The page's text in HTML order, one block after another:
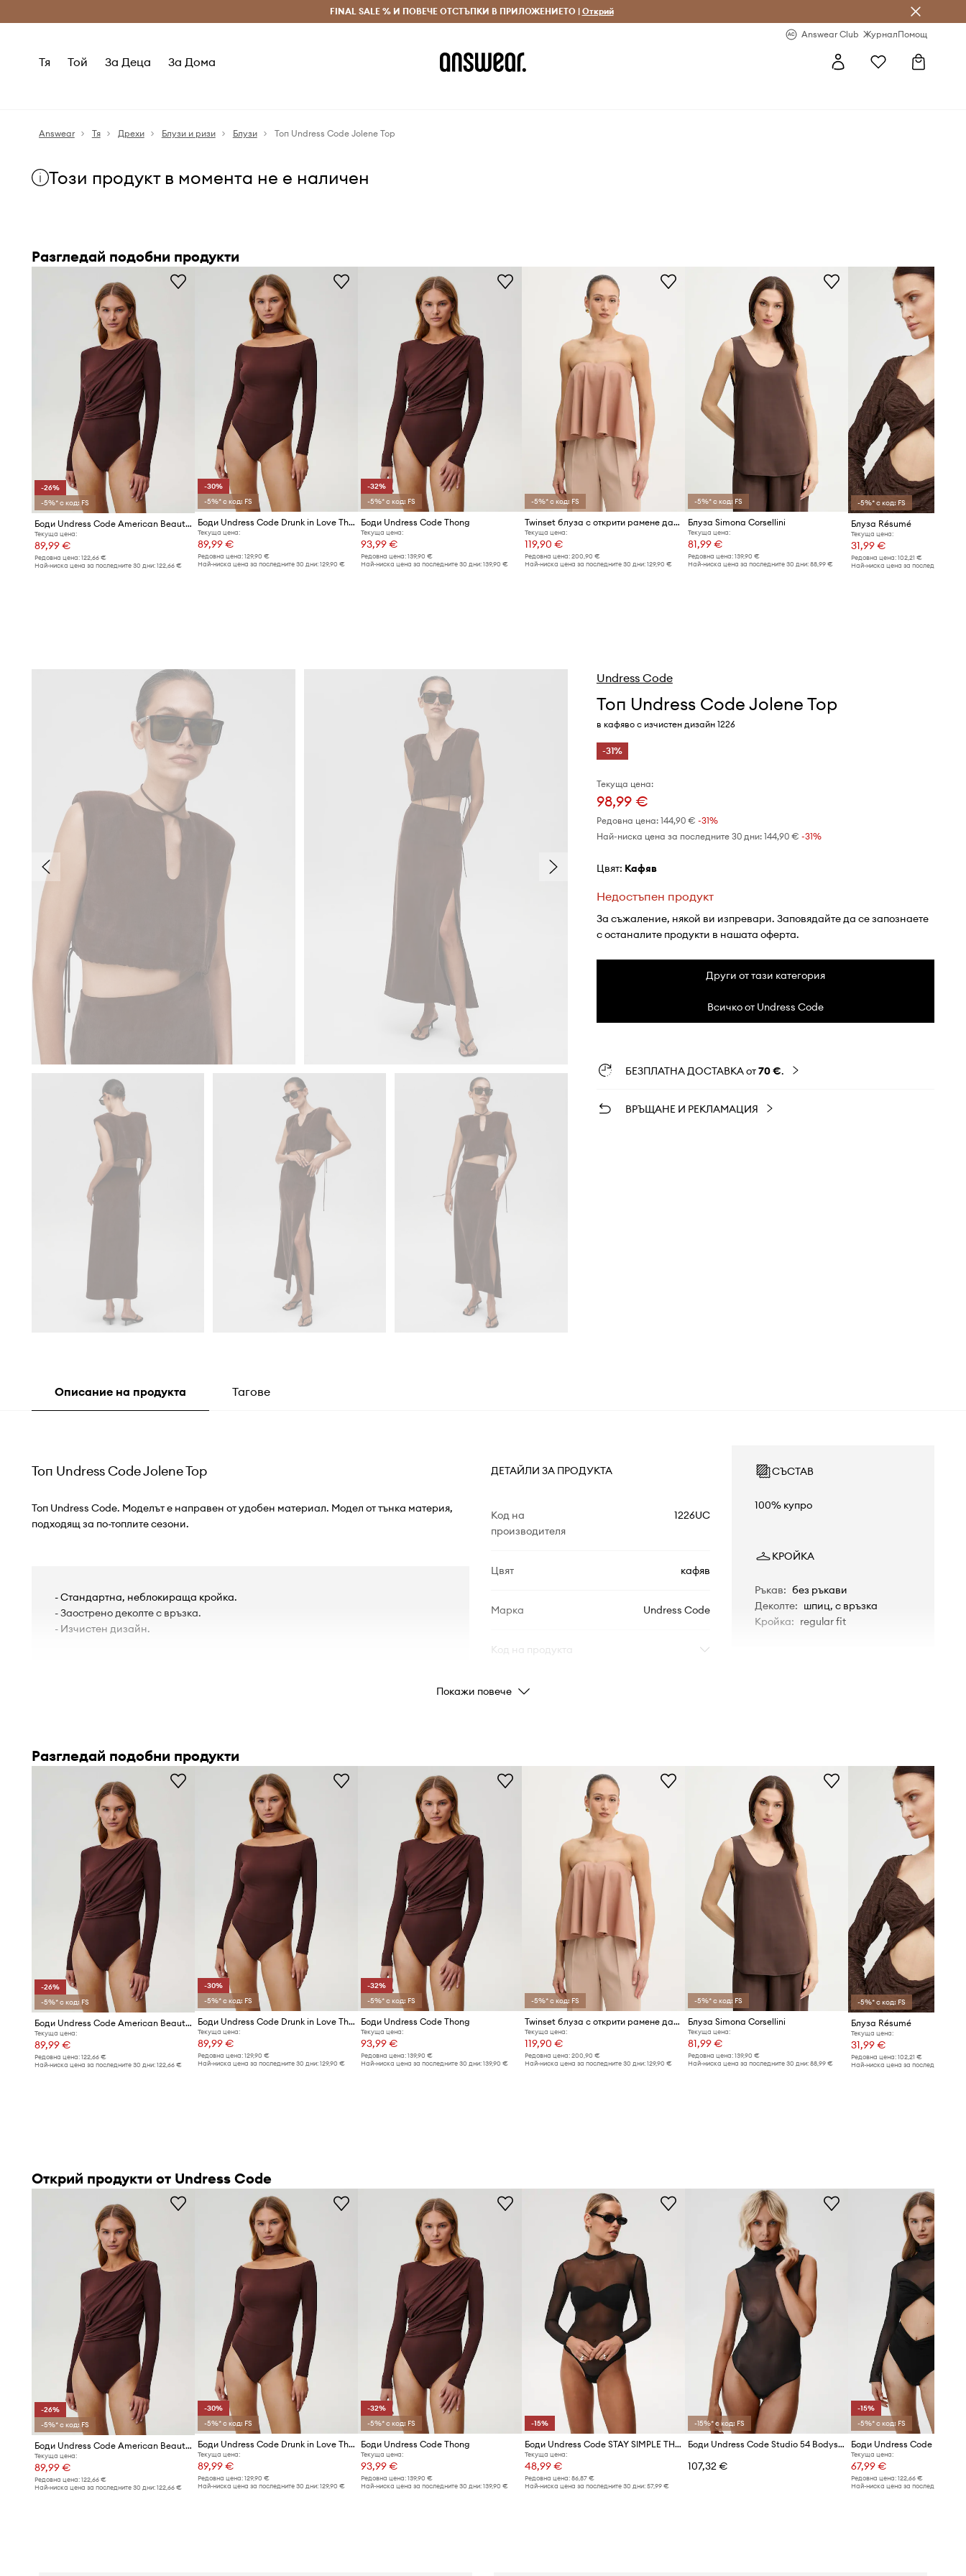
Безплатни доставка и връщане за поръчки над 70 EUR Доставка 1-5 дни
FINAL SALE % И ПОВЕЧЕ ОТСТЪПКИ В ПРИЛОЖЕНИЕТО | Открий
Answear Club ЖурналПомощ
Тя Той За Деца За Дома
Answear Тя Дрехи Блузи и ризи Блузи Топ Undress Code Jolene Top
Този продукт в момента не е наличен
Разгледай подобни продукти
-26%
-5%* с код: FS
Боди Undress Code American Beauty
Текуща цена:
89,99 €
Редовна цена: 122,66 €
Най-ниска цена за последните 30 дни: 122,66 €
-30%
-5%* с код: FS
Боди Undress Code Drunk in Love Thong
Текуща цена:
89,99 €
Редовна цена:129,90 €
Най-ниска цена за последните 30 дни:129,90 €
-32%
-5%* с код: FS
Боди Undress Code Thong
Текуща цена:
93,99 €
Редовна цена: 139,90 €
Най-ниска цена за последните 30 дни: 139,90 €
-5%* с код: FS
Twinset блуза с открити рамене дамска с добавена вълна
Текуща цена:
119,90 €
Редовна цена: 200,90 €
Най-ниска цена за последните 30 дни: 129,90 €
-5%* с код: FS
Блуза Simona Corsellini
Текуща цена:
81,99 €
Редовна цена:139,90 €
Най-ниска цена за последните 30 дни:88,99 €
-5%* с код: FS
Блуза Résumé
Текуща цена:
31,99 €
Редовна цена: 102,21 €
Най-ниска цена за последните 30
Undress Code
Топ Undress Code Jolene Top
в кафяво с изчистен дизайн 1226
-31%
Текуща цена:
98,99 €
Редовна цена: 144,90 € -31%
Най-ниска цена за последните 30 дни: 144,90 € -31%
Цвят: кафяв
Недостъпен продукт
За съжаление, някой ви изпревари. Заповядайте да се запознаете
с останалите продукти в нашата оферта.
Други от тази категория
Всичко от Undress Code
БЕЗПЛАТНА ДОСТАВКА от70 €.
ВРЪЩАНЕ И РЕКЛАМАЦИЯ
Описание на продукта Тагове
Топ Undress Code Jolene Top
Топ Undress Code. Моделът е направен от удобен материал. Модел от тънка материя,
подходящ за по-топлите сезони.
- Стандартна, неблокираща кройка.
- Заострено деколте с връзка.
- Изчистен дизайн.
ДЕТАЙЛИ ЗА ПРОДУКТА
Код на
производителя
1226UC
Цвят кафяв
Марка Undress Code
Код на продукта
СЪСТАВ
100% купро
КРОЙКА
Ръкав: без ръкави
Деколте: шпиц, с връзка
Кройка: regular fit
Покажи повече
Разгледай подобни продукти
-26%
-5%* с код: FS
Боди Undress Code American Beauty
Текуща цена:
89,99 €
Редовна цена: 122,66 €
Най-ниска цена за последните 30 дни: 122,66 €
-30%
-5%* с код: FS
Боди Undress Code Drunk in Love Thong
Текуща цена:
89,99 €
Редовна цена:129,90 €
Най-ниска цена за последните 30 дни:129,90 €
-32%
-5%* с код: FS
Боди Undress Code Thong
Текуща цена:
93,99 €
Редовна цена: 139,90 €
Най-ниска цена за последните 30 дни: 139,90 €
-5%* с код: FS
Twinset блуза с открити рамене дамска с добавена вълна
Текуща цена:
119,90 €
Редовна цена: 200,90 €
Най-ниска цена за последните 30 дни: 129,90 €
-5%* с код: FS
Блуза Simona Corsellini
Текуща цена:
81,99 €
Редовна цена:139,90 €
Най-ниска цена за последните 30 дни:88,99 €
-5%* с код: FS
Блуза Résumé
Текуща цена:
31,99 €
Редовна цена: 102,21 €
Най-ниска цена за последните 30
Открий продукти от Undress Code
-26%
-5%* с код: FS
Боди Undress Code American Beauty
Текуща цена:
89,99 €
Редовна цена: 122,66 €
Най-ниска цена за последните 30 дни: 122,66 €
-30%
-5%* с код: FS
Боди Undress Code Drunk in Love Thong
Текуща цена:
89,99 €
Редовна цена:129,90 €
Най-ниска цена за последните 30 дни:129,90 €
-32%
-5%* с код: FS
Боди Undress Code Thong
Текуща цена:
93,99 €
Редовна цена: 139,90 €
Най-ниска цена за последните 30 дни: 139,90 €
-15%
Боди Undress Code STAY SIMPLE THONG
Текуща цена:
48,99 €
Редовна цена: 86,87 €
Най-ниска цена за последните 30 дни: 57,99 €
-15%* с код: FS
Боди Undress Code Studio 54 Bodysuit Thong
107,32 €
-15%
-5%* с код: FS
Боди Undress Code Thong
Текуща цена:
67,99 €
Редовна цена: 122,66 €
Най-ниска цена за последните 30